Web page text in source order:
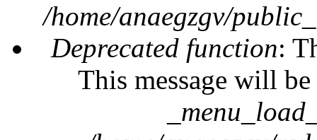
/home/anaegzgv/
Deprecated function:
This message will